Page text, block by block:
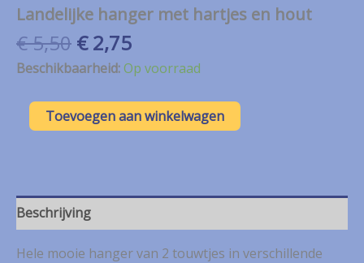
Landelijke hanger met hartjes en hout
€5,50 Oorspronkelijke
prijs
€ 5,50.
€2,75Huidige
prijs
is:
€ 2,75.
Beschikbaarheid:Op voorraad
Landelijke
hanger
aantal
Toevoegen aan winkelwagen
Beschrijving
Hele mooie hanger van 2 touwtjes in verschillende